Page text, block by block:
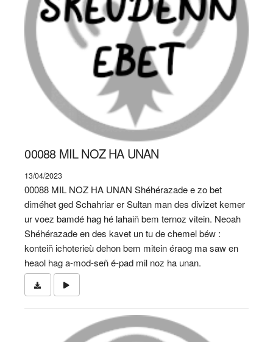
00088 MIL NOZ HA UNAN
13/04/2023
00088 MIL NOZ HA UNAN Shéhérazade e zo bet
diméhet ged Schahriar er Sultan man des divizet kemer
ur voez bamdé hag hé lahaiñ bem ternoz vitein. Neoah
Shéhérazade en des kavet un tu de chemel béw :
konteiñ ichoterieù dehon bem mitein éraog ma saw en
heaol hag a-mod-señ é-pad mil noz ha unan.